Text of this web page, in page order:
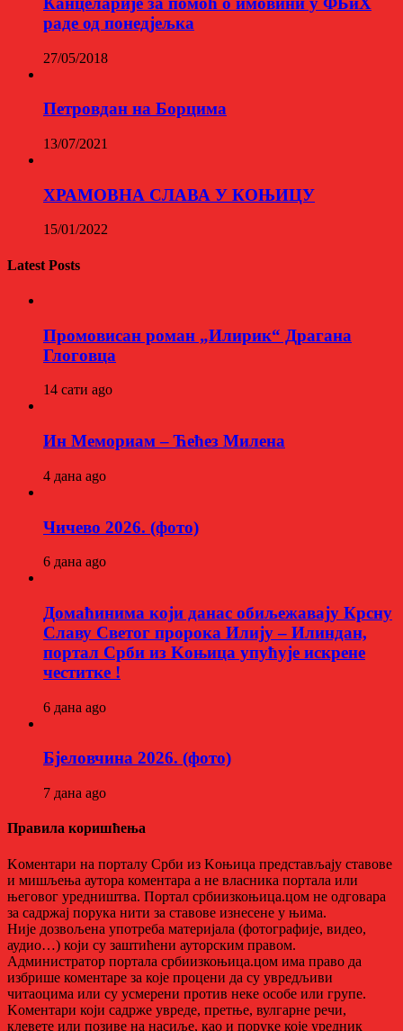
раде од понедјељка
27/05/2018
Петровдан на Борцима
13/07/2021
ХРАМОВНА СЛАВА У КОЊИЦУ
15/01/2022
Latest Posts
Промовисан роман „Илирик“ Драгана
Глоговца
14 сати ago
Ин Мемориам – Ћећез Милена
4 дана ago
Чичево 2026. (фото)
6 дана ago
Домаћинима који данас обиљежавају Крсну
Славу Светог пророка Илију – Илиндан,
портал Срби из Kоњица упућује искрене
честитке !
6 дана ago
Бјеловчина 2026. (фото)
7 дана ago
Правила коришћења
Kоментари на порталу Срби из Kоњица представљају ставове
и мишљења аутора коментара а не власника портала или
његовог уредништва. Портал србиизкоњица.цом не одговара
за садржај порука нити за ставове изнесене у њима.
Није дозвољена употреба материјала (фотографије, видео,
аудио…) који су заштићени ауторским правом.
Администратор портала србиизкоњица.цом има право да
избрише коментаре за које процени да су увредљиви
читаоцима или су усмерени против неке особе или групе.
Kоментари који садрже увреде, претње, вулгарне речи,
клевете или позиве на насиље, као и поруке које уредник